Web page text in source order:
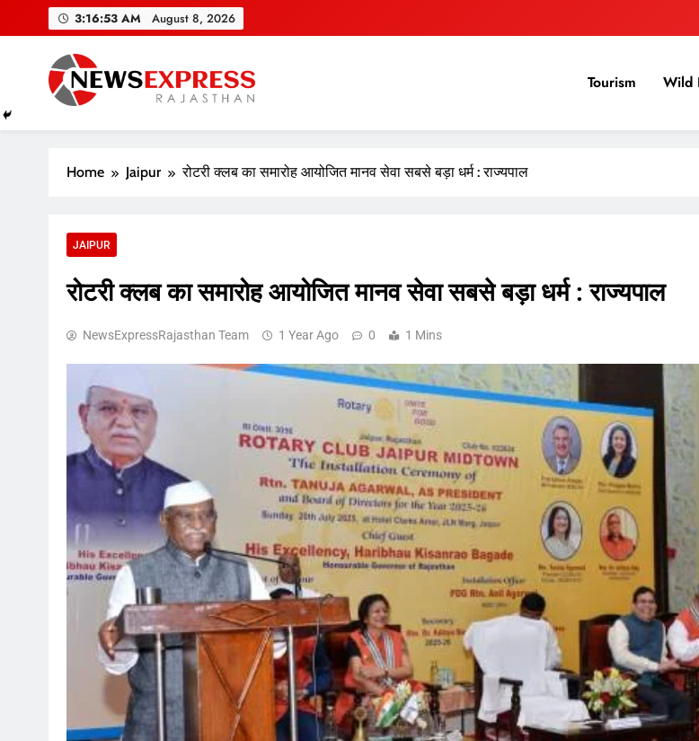
3:16:54 AM August 8, 2026
Tourism Wild
Home Jaipur रोटरी क्लब का समारोह आयोजित मानव सेवा सबसे बड़ा धर्म : राज्यपाल
JAIPUR
रोटरी क्लब का समारोह आयोजित मानव सेवा सबसे बड़ा धर्म : राज्यपाल
NewsExpressRajasthan Team 1 Year Ago 0 1 Mins